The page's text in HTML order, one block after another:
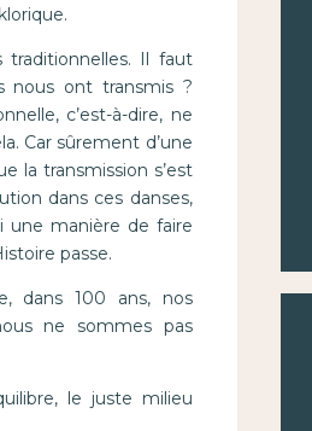
traditionnelles. Il faut
nous ont transmis ?
c’est-à-dire, ne
Car sûrement d’une
la transmission s’est
dans ces danses,
une manière de faire
passe.
dans 100 ans, nos
ne sommes pas
le juste milieu